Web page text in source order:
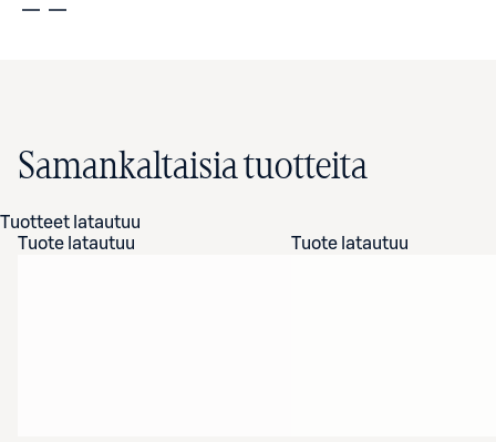
Samankaltaisia tuotteita
Tuotteet latautuu
Tuote latautuu
Tuote latautuu